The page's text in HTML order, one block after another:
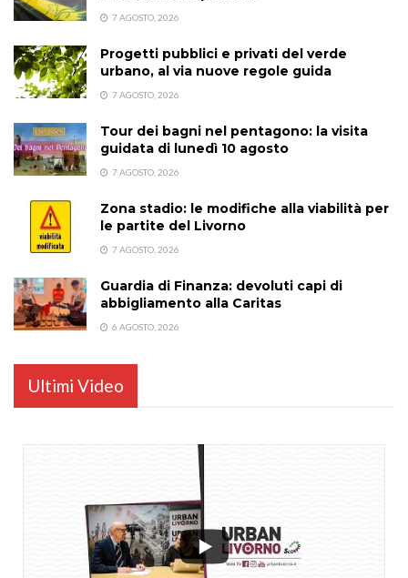
7 AGOSTO, 2026
Progetti pubblici e privati del verde
urbano, al via nuove regole guida
7 AGOSTO, 2026
Tour dei bagni nel pentagono: la visita
guidata di lunedì 10 agosto
7 AGOSTO, 2026
Zona stadio: le modifiche alla viabilità per
le partite del Livorno
7 AGOSTO, 2026
Guardia di Finanza: devoluti capi di
abbigliamento alla Caritas
6 AGOSTO, 2026
Ultimi Video